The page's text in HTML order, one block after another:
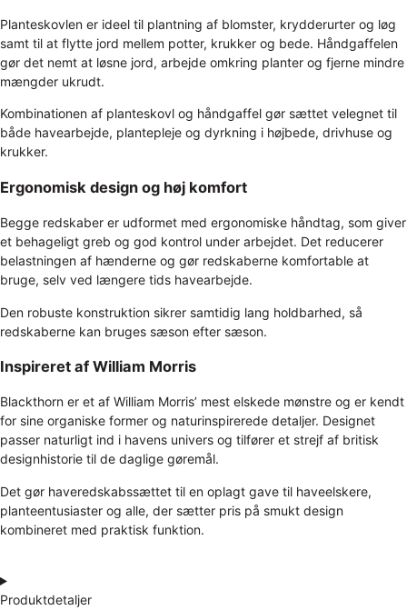
Planteskovlen er ideel til plantning af blomster, krydderurter og løg
samt til at flytte jord mellem potter, krukker og bede. Håndgaffelen
gør det nemt at løsne jord, arbejde omkring planter og fjerne mindre
mængder ukrudt.
Kombinationen af planteskovl og håndgaffel gør sættet velegnet til
både havearbejde, plantepleje og dyrkning i højbede, drivhuse og
krukker.
Ergonomisk design og høj komfort
Begge redskaber er udformet med ergonomiske håndtag, som giver
et behageligt greb og god kontrol under arbejdet. Det reducerer
belastningen af hænderne og gør redskaberne komfortable at
bruge, selv ved længere tids havearbejde.
Den robuste konstruktion sikrer samtidig lang holdbarhed, så
redskaberne kan bruges sæson efter sæson.
Inspireret af William Morris
Blackthorn er et af William Morris’ mest elskede mønstre og er kendt
for sine organiske former og naturinspirerede detaljer. Designet
passer naturligt ind i havens univers og tilfører et strejf af britisk
designhistorie til de daglige gøremål.
Det gør haveredskabssættet til en oplagt gave til haveelskere,
planteentusiaster og alle, der sætter pris på smukt design
kombineret med praktisk funktion.
Produktdetaljer